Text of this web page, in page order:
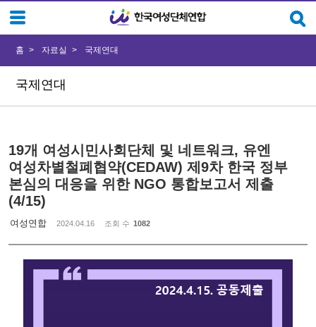
국제연대
홈 자료실 국제연대
19개 여성시민사회단체 및 네트워크, 유엔
여성차별철폐협약(CEDAW) 제9차 한국 정부
본심의 대응을 위한 NGO 통합보고서 제출
(4/15)
여성연합 2024.04.16 조회 수 1082